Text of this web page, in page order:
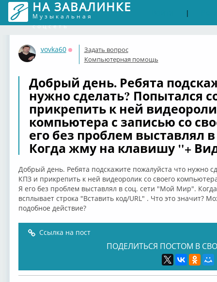
НА ЗАВАЛИНКЕ
Музыкальная
соцсеть
|
vovka60
Оффлайн
Задать вопрос
Компьютерная помощь
Добрый день. Ребята
нужно сделать? Попытался
прикрепить к ней
компьютера с записью со
его без проблем выставлял
Когда жму на клавишу "+
Добрый день. Ребята подскажите пожалуйста что нужно
КПЗ и прикрепить к ней видеоролик со своего
Я его без проблем выставлял в соц. сети "Мой Мир".
всплывает строка "Вставить код/URL" . Что это значит?
подобное действие?
Ссылка на пост
ПОДЕЛИТЬСЯ ПОСТОМ В